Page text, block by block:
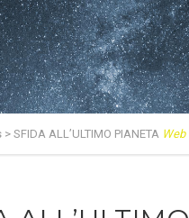
> SFIDA ALL’ULTIMO PIANETA Web